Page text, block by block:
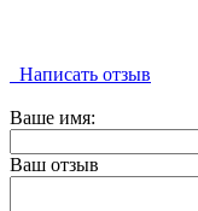
Написать отзыв
Ваше имя:
Ваш отзыв